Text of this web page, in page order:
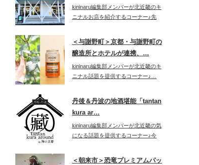
kininaru編集部メンバーが北近畿のキ
ニナルお店を紹介するコーナー♪先
＜与謝野町＞京都・与謝野町の
醸造所とホテルが連携、…
kininaru編集部メンバーが北近畿のキ
ニナル話題を提供するコーナー♪…
丹後＆丹波の地酒堪能「tantan
kura ar…
kininaru編集部メンバーが北近畿の気
になる話題を提供するコーナー♪今
＜朝来市＞恐竜プレミアムパッ